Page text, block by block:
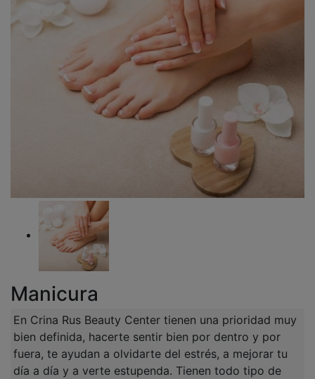
Manicura
En Crina Rus Beauty Center tienen una prioridad muy
bien definida, hacerte sentir bien por dentro y por
fuera, te ayudan a olvidarte del estrés, a mejorar tu
día a día y a verte estupenda. Tienen todo tipo de